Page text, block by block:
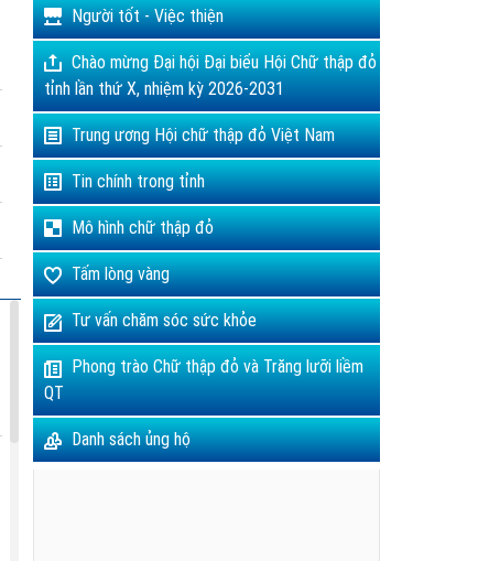
Người tốt - Việc thiện
Chào mừng Đại hội Đại biểu Hội Chữ thập đỏ
tỉnh lần thứ X, nhiệm kỳ 2026-2031
Trung ương Hội chữ thập đỏ Việt Nam
Tin chính trong tỉnh
Mô hình chữ thập đỏ
Tấm lòng vàng
Tư vấn chăm sóc sức khỏe
Phong trào Chữ thập đỏ và Trăng lưỡi liềm
QT
Danh sách ủng hộ